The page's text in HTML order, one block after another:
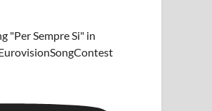
"Per Sempre Si" in